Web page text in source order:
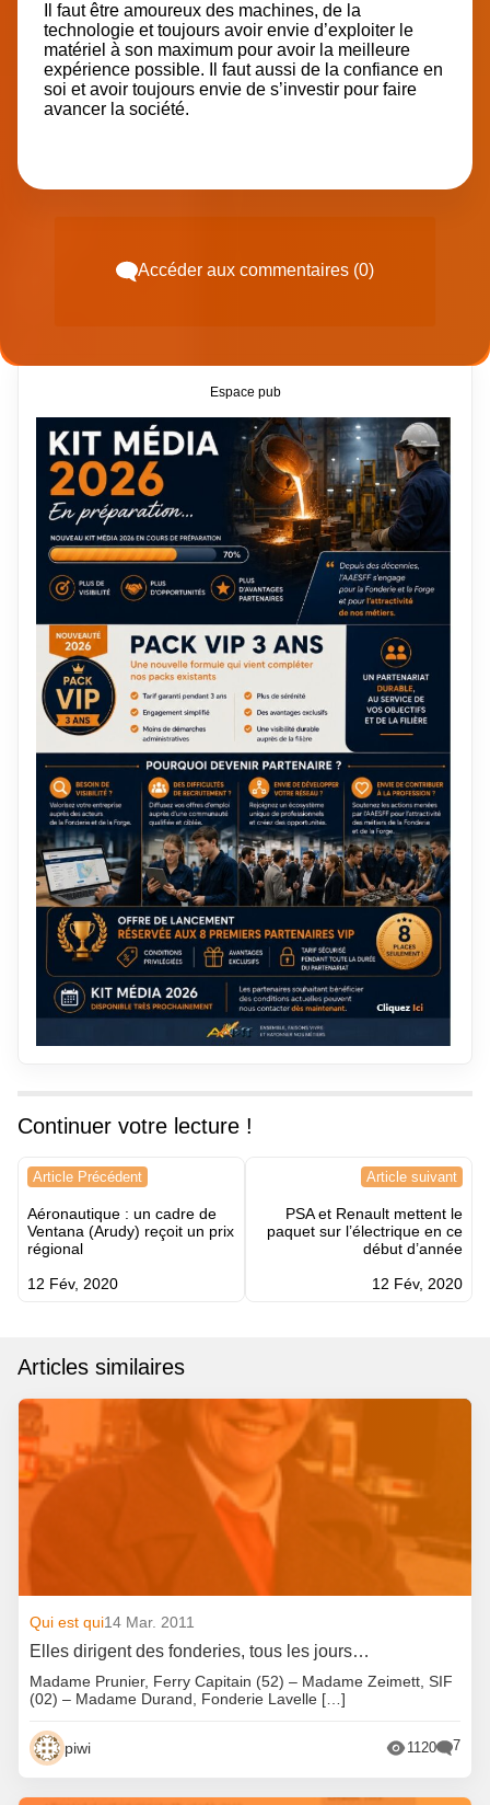
Il faut être amoureux des machines, de la
technologie et toujours avoir envie d’exploiter le
matériel à son maximum pour avoir la meilleure
expérience possible. Il faut aussi de la confiance en
soi et avoir toujours envie de s’investir pour faire
avancer la société.
Accéder aux commentaires (0)
Espace pub
Continuer votre lecture !
Navigation
l’article
Article Précédent
Aéronautique : un cadre de
Ventana (Arudy) reçoit un prix
régional
12 Fév, 2020
Article suivant
PSA et Renault mettent le
paquet sur l’électrique en ce
début d’année
12 Fév, 2020
Articles similaires
Qui est qui14 Mar. 2011
Elles dirigent des fonderies, tous les jours…
Madame Prunier, Ferry Capitain (52) – Madame Zeimett, SIF
(02) – Madame Durand, Fonderie Lavelle […]
piwi 1120 7